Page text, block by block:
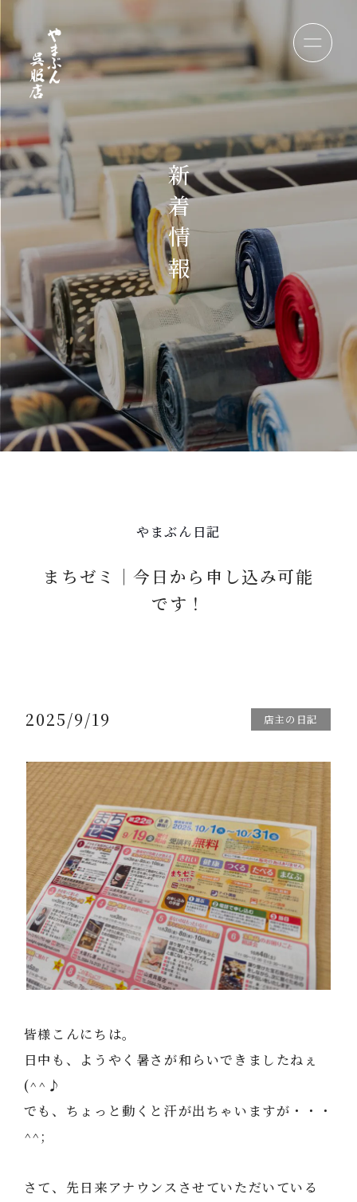
新
着
情
報
やまぶん日記
まちゼミ｜今日から申し込み可能
です！
店主の日記
2025/9/19
皆様こんにちは。
日中も、ようやく暑さが和らいできましたねぇ
(^^♪
でも、ちょっと動くと汗が出ちゃいますが・・・
^^;
さて、先日来アナウンスさせていただいている